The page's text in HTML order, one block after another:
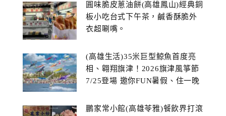
圓味脆皮蔥油餅(高雄鳳山)經典銅
板小吃台式下午茶，鹹香酥脆外
衣超唰嘴。
(高雄生活)35米巨型鯨魚首度亮
相、翱翔旗津！2026旗津風箏節
7/25登場 邀你FUN暑假、住一晚
鵬家常小館(高雄苓雅)餐飲界打滾